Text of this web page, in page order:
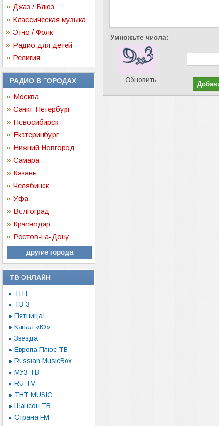
Джаз / Блюз
Классическая музыка
Этно / Фолк
Радио для детей
Религия
РАДИО В ГОРОДАХ
Москва
Санкт-Петербург
Новосибирск
Екатеринбург
Нижний Новгород
Самара
Казань
Челябинск
Уфа
Волгоград
Краснодар
Ростов-на-Дону
другие города
ТВ ОНЛАЙН
ТНТ
ТВ-3
Пятница!
Канал «Ю»
Звезда
Европа Плюс ТВ
Russian MusicBox
МУЗ ТВ
RU TV
ТНТ MUSIC
Шансон ТВ
Страна FM
Умножьте числа:
Обновить